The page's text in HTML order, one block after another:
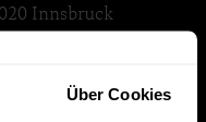
Über Cookies
Innsbruck
33